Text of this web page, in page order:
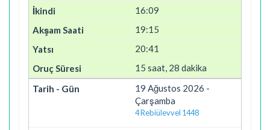
16:09
19:15
20:41
15 saat, 28 dakika
19 Ağustos 2026 -
Çarşamba
4 Rebiülevvel 1448